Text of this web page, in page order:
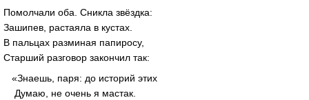
Помолчали оба. Сникла звёздка:
Зашипев, растаяла в кустах.
В пальцах разминая папиросу,
Старший разговор закончил так:
«Знаешь, паря: до историй этих
Думаю, не очень я мастак.